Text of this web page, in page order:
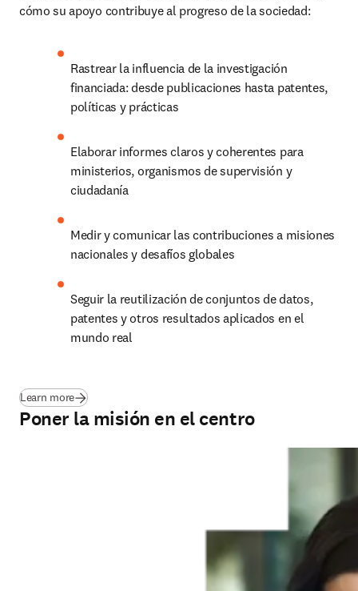
cómo su apoyo contribuye al progreso de la sociedad:
Rastrear la influencia de la investigación
financiada: desde publicaciones hasta patentes,
políticas y prácticas
Elaborar informes claros y coherentes para
ministerios, organismos de supervisión y
ciudadanía
Medir y comunicar las contribuciones a misiones
nacionales y desafíos globales
Seguir la reutilización de conjuntos de datos,
patentes y otros resultados aplicados en el
mundo real
Learn more(se abre en una nueva pestaña/ventana
Poner la misión en el centro